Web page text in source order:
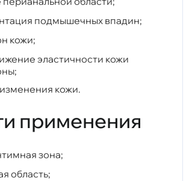
подмышечных впадин;
кожи;
эластичности кожи
кожи.
применения
зона;
область;